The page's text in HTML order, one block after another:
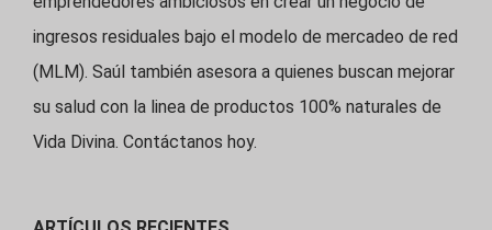
ingresos residuales bajo el modelo de mercadeo de red
(MLM). Saúl también asesora a quienes buscan mejorar
su salud con la linea de productos 100% naturales de
Vida Divina. Contáctanos hoy.